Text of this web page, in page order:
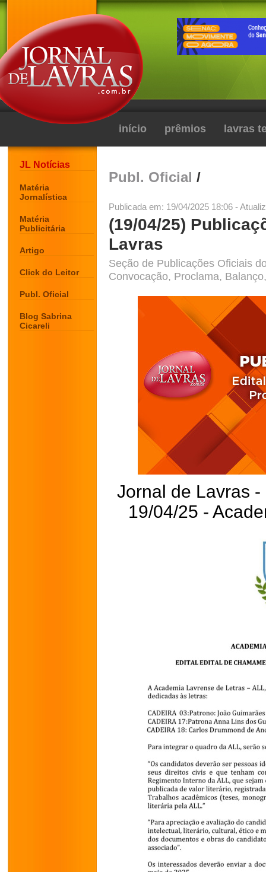
início prêmios lavras
JL Notícias
Matéria
Jornalística
Matéria
Publicitária
Artigo
Click do Leitor
Publ. Oficial
Blog Sabrina
Cicareli
Publ. Oficial /
Publicada em: 19/04/2025 18:06 -
(19/04/25)
Lavras
Seção de Publicações Oficiais
Convocação, Proclama,
Jornal de Lavras
19/04/25 -